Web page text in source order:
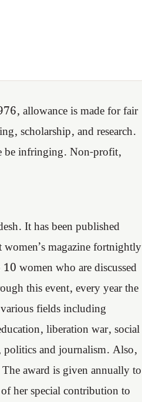
allowance is made for fair
scholarship, and research.
be infringing. Non-profit,
It has been published
magazine fortnightly
women who are discussed
this event, every year the
fields including
liberation war, social
politics and journalism. Also,
award is given annually to
her special contribution to